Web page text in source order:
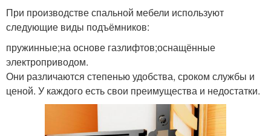
При производстве спальной мебели используют
следующие виды подъёмников:
пружинные;на основе газлифтов;оснащённые
электроприводом.
Они различаются степенью удобства, сроком службы и
ценой. У каждого есть свои преимущества и недостатки.